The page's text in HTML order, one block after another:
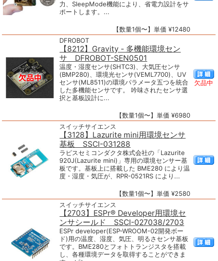
力、SleepMode機能により、省電力設計をサ
ポートします。...
【数量1個〜】単価 ¥12480
DFROBOT
【8212】Gravity - 多機能環境セン
サ DFROBOT-SEN0501
温度・湿度センサ(SHTC3)、大気圧センサ
(BMP280)、環境光センサ(VEML7700)、UV
センサ(ML8511)の環境パラメータ五つを統合
した多機能センサです。 吟味されたセンサ選
択と基板設計に...
【数量1個〜】単価 ¥6980
欠品中
スイッチサイエンス
【3128】Lazurite mini用環境センサ
基板 SSCI-031288
ラピスセミコンダクタ株式会社の「Lazurite
920J(Lazurite mini)」専用の環境センサー基
板です。基板上に搭載した BME280 により温
度・湿度・気圧が、RPR-0521RS により...
【数量1個〜】単価 ¥2580
スイッチサイエンス
【2703】ESPr® Developer用環境セ
ンサシールド SSCI-027038/2703
ESPr developer(ESP-WROOM-02開発ボー
ド)用の温度、湿度、気圧、明るさセンサ基板
です。BME280とフォトトランジスタを搭載
し、各種環境データを取得することができま